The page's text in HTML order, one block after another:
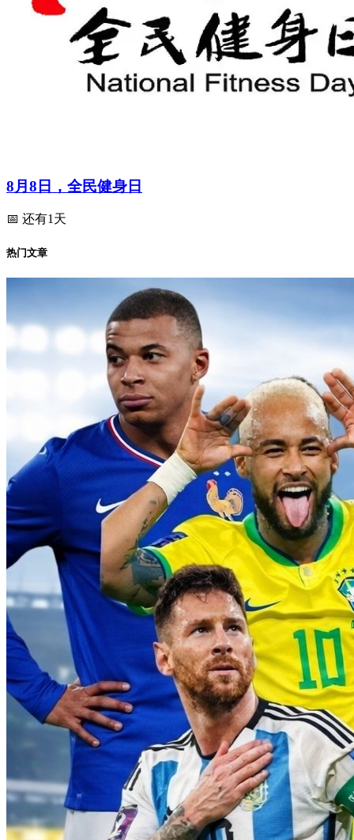
8月8日，全民健身日
📅 还有1天
热门文章